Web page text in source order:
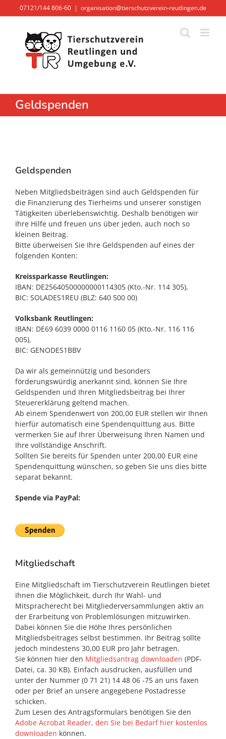
Inhalt
07121/144 806-60 | organisation@tierschutzverein-reutlingen.de
Geldspenden
Geldspenden
Neben Mitgliedsbeiträgen sind auch Geldspenden für
die Finanzierung des Tierheims und unserer sonstigen
Tätigkeiten überlebenswichtig. Deshalb benötigen wir
Ihre Hilfe und freuen uns über jeden, auch noch so
kleinen Beitrag.
Bitte überweisen Sie Ihre Geldspenden auf eines der
folgenden Konten:
Kreissparkasse Reutlingen:
IBAN: DE25640500000000114305 (Kto.-Nr. 114 305),
BIC: SOLADES1REU (BLZ: 640 500 00)
Volksbank Reutlingen:
IBAN: DE69 6039 0000 0116 1160 05 (Kto.-Nr. 116 116
005),
BIC: GENODES1BBV
Da wir als gemeinnützig und besonders
förderungswürdig anerkannt sind, können Sie Ihre
Geldspenden und Ihren Mitgliedsbeitrag bei Ihrer
Steuererklärung geltend machen.
Ab einem Spendenwert von 200,00 EUR stellen wir Ihnen
hierfür automatisch eine Spendenquittung aus. Bitte
vermerken Sie auf Ihrer Überweisung Ihren Namen und
Ihre vollständige Anschrift.
Sollten Sie bereits für Spenden unter 200,00 EUR eine
Spendenquittung wünschen, so geben Sie uns dies bitte
separat bekannt.
Spende via PayPal:
Mitgliedschaft
Eine Mitgliedschaft im Tierschutzverein Reutlingen bietet
Ihnen die Möglichkeit, durch Ihr Wahl- und
Mitspracherecht bei Mitgliederversammlungen aktiv an
der Erarbeitung von Problemlösungen mitzuwirken.
Dabei können Sie die Höhe Ihres persönlichen
Mitgliedsbeitrages selbst bestimmen. Ihr Beitrag sollte
jedoch mindestens 30,00 EUR pro Jahr betragen.
Sie können hier den Mitgliedsantrag downloaden (PDF-
Datei, ca. 30 KB). Einfach ausdrucken, ausfüllen und
unter der Nummer (0 71 21) 14 48 06 -75 an uns faxen
oder per Brief an unsere angegebene Postadresse
schicken.
Zum Lesen des Antragsformulars benötigen Sie den
Adobe Acrobat Reader, den Sie bei Bedarf hier kostenlos
downloaden können.